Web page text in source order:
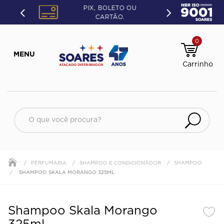
PIX, BOLETO OU
CARTÃO.
0
O que você procura?
PERFUMARIA SHAMPOO E CONDICIONADOR
SHAMPOO
SHAMPOO SKALA MORANGO 325ML
Shampoo Skala Morango